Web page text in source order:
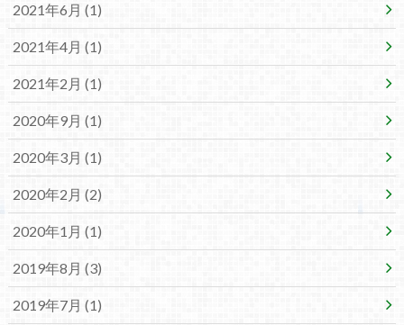
2021年6月 (1)
2021年4月 (1)
2021年2月 (1)
2020年9月 (1)
2020年3月 (1)
2020年2月 (2)
2020年1月 (1)
2019年8月 (3)
2019年7月 (1)